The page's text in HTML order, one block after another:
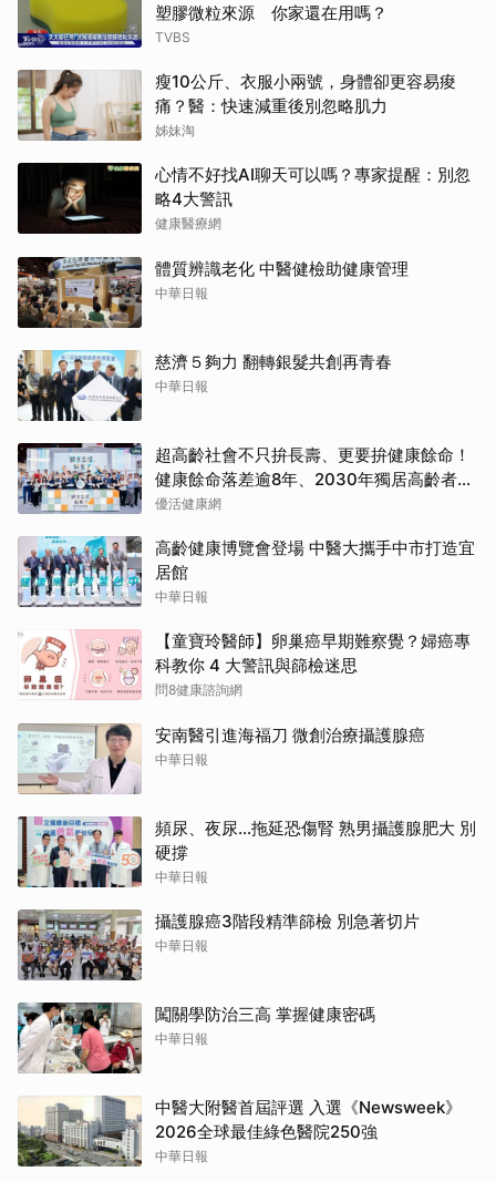
塑膠微粒來源 你家還在用嗎？
TVBS
瘦10公斤、衣服小兩號，身體卻更容易痠
痛？醫：快速減重後別忽略肌力
姊妹淘
心情不好找AI聊天可以嗎？專家提醒：別忽
略4大警訊
健康醫療網
體質辨識老化 中醫健檢助健康管理
中華日報
慈濟５夠力 翻轉銀髮共創再青春
中華日報
超高齡社會不只拚長壽、更要拚健康餘命！
健康餘命落差逾8年、2030年獨居高齡者估
破百萬戶
優活健康網
高齡健康博覽會登場 中醫大攜手中市打造宜
居館
中華日報
【童寶玲醫師】卵巢癌早期難察覺？婦癌專
科教你 4 大警訊與篩檢迷思
問8健康諮詢網
安南醫引進海福刀 微創治療攝護腺癌
中華日報
頻尿、夜尿…拖延恐傷腎 熟男攝護腺肥大 別
硬撐
中華日報
攝護腺癌3階段精準篩檢 別急著切片
中華日報
闖關學防治三高 掌握健康密碼
中華日報
中醫大附醫首屆評選 入選《Newsweek》
2026全球最佳綠色醫院250強
中華日報